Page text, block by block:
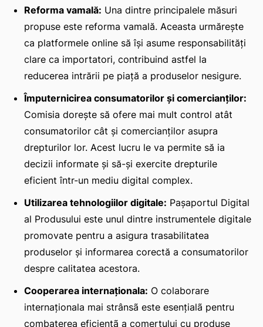
Reforma vamală: Una dintre principalele măsuri
propuse este reforma vamală. Aceasta urmărește
ca platformele online să își asume responsabilități
clare ca importatori, contribuind astfel la
reducerea intrării pe piață a produselor nesigure.
Împuternicirea consumatorilor și comercianților:
Comisia dorește să ofere mai mult control atât
consumatorilor cât și comercianților asupra
drepturilor lor. Acest lucru le va permite să ia
decizii informate și să-și exercite drepturile
eficient într-un mediu digital complex.
Utilizarea tehnologiilor digitale: Pașaportul Digital
al Produsului este unul dintre instrumentele digitale
promovate pentru a asigura trasabilitatea
produselor și informarea corectă a consumatorilor
despre calitatea acestora.
Cooperarea internaționala: O colaborare
internaționala mai strânsã este esențialã pentru
combaterea eficientã a comerţului cu produse